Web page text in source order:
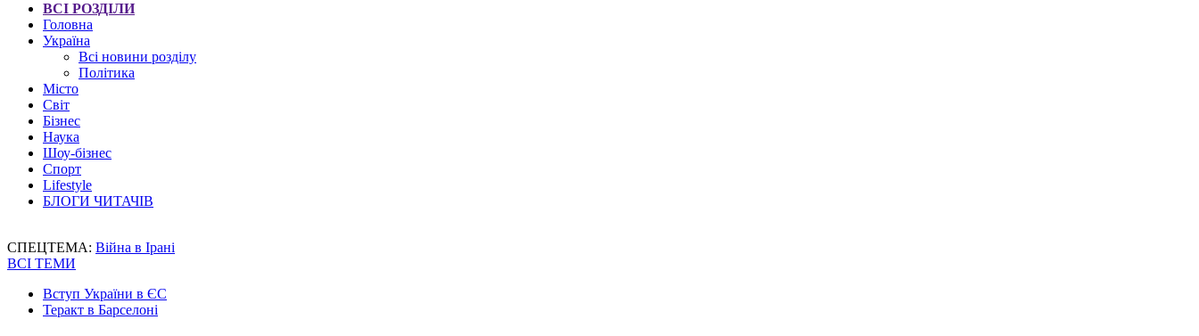
ВСІ РОЗДІЛИ
Головна
Україна
Всі новини розділу
Політика
Місто
Світ
Бізнес
Наука
Шоу-бізнес
Спорт
Lifestyle
БЛОГИ ЧИТАЧІВ
СПЕЦТЕМА: Війна в Ірані
ВСІ ТЕМИ
Вступ України в ЄС
Теракт в Барселоні